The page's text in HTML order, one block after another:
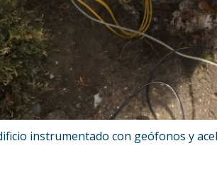
instrumentado con geófonos y